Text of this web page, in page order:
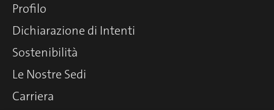
Profilo
Dichiarazione di Intenti
Sostenibilità
Le Nostre Sedi
Carriera